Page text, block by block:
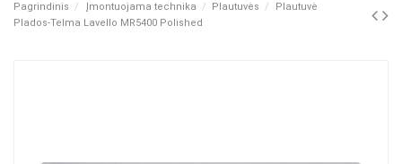
Pagrindinis Įmontuojama technika Plautuvės
Plautuvė
Plados-Telma Lavello MR5400 Polished